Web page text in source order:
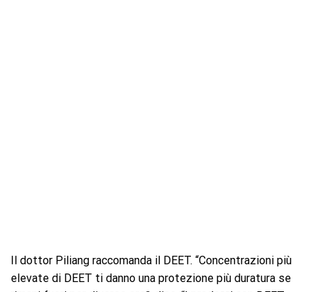
Il dottor Piliang raccomanda il DEET. “Concentrazioni più
elevate di DEET ti danno una protezione più duratura se